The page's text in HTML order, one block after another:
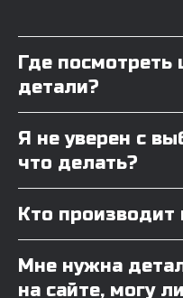
Где посмотреть
детали?
Я не уверен с
что делать?
Кто
Мне нужна
на сайте, могу